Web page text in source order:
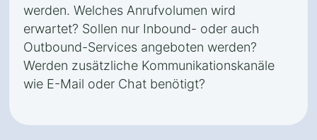
werden. Welches Anrufvolumen wird
erwartet? Sollen nur Inbound- oder auch
Outbound-Services angeboten werden?
Werden zusätzliche Kommunikationskanäle
wie E-Mail oder Chat benötigt?